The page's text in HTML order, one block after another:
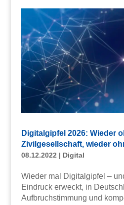
Digitalgipfel 2026: Wieder
Zivilgesellschaft, wieder
08.12.2022 | Digital
Wieder mal Digitalgipfel –
Eindruck erweckt, in
Aufbruchstimmung und